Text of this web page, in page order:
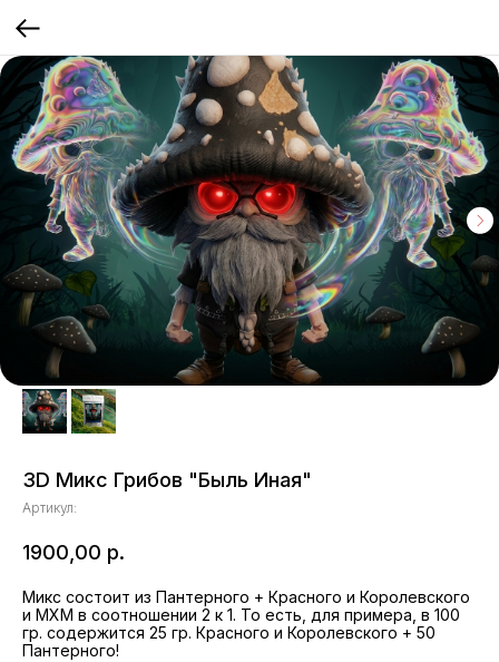
3D Микс Грибов "Быль Иная"
Артикул:
1900,00 р.
Микс состоит из Пантерного + Красного и Королевского
и МХМ в соотношении 2 к 1. То есть, для примера, в 100
гр. содержится 25 гр. Красного и Королевского + 50
Пантерного!